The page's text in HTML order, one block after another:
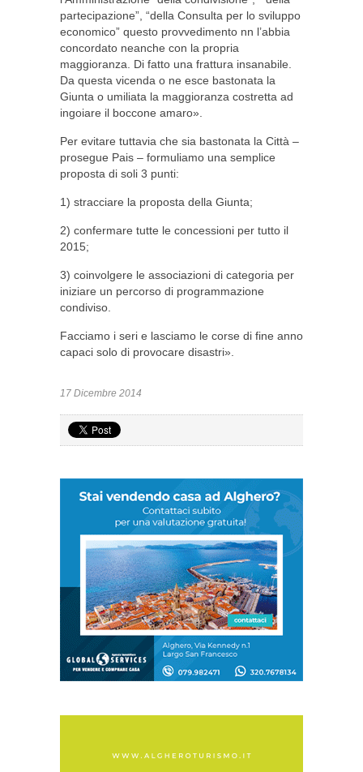
partecipazione”, “della Consulta per lo sviluppo
economico” questo provvedimento nn l’abbia
concordato neanche con la propria
maggioranza. Di fatto una frattura insanabile.
Da questa vicenda o ne esce bastonata la
Giunta o umiliata la maggioranza costretta ad
ingoiare il boccone amaro».
Per evitare tuttavia che sia bastonata la Città –
prosegue Pais – formuliamo una semplice
proposta di soli 3 punti:
1) stracciare la proposta della Giunta;
2) confermare tutte le concessioni per tutto il
2015;
3) coinvolgere le associazioni di categoria per
iniziare un percorso di programmazione
condiviso.
Facciamo i seri e lasciamo le corse di fine anno
capaci solo di provocare disastri».
17 Dicembre 2014